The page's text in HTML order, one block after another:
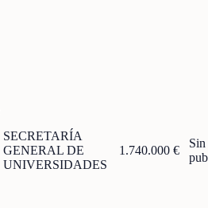
SECRETARÍA
GENERAL DE
UNIVERSIDADES
1.740.000 €